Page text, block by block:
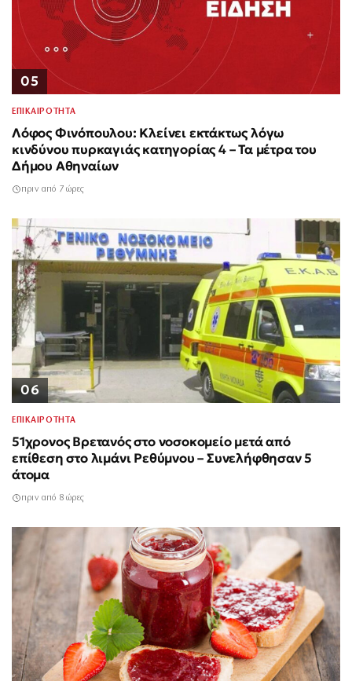
05
ΕΠΙΚΑΙΡΟΤΗΤΑ
Λόφος Φινόπουλου: Κλείνει εκτάκτως λόγω
κινδύνου πυρκαγιάς κατηγορίας 4 – Τα μέτρα του
Δήμου Αθηναίων
πριν από 7 ώρες
06
ΕΠΙΚΑΙΡΟΤΗΤΑ
51χρονος Βρετανός στο νοσοκομείο μετά από
επίθεση στο λιμάνι Ρεθύμνου – Συνελήφθησαν 5
άτομα
πριν από 8 ώρες